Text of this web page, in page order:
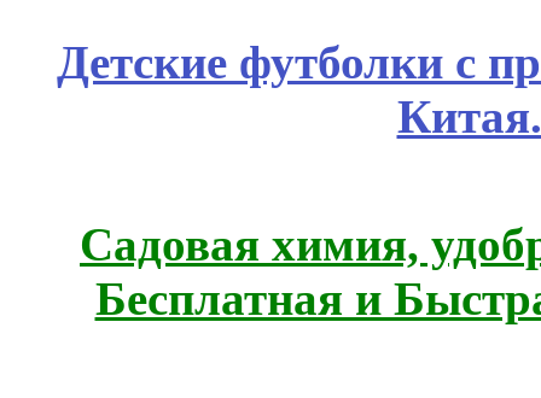
Детские футболки с
Садовая химия,
Бесплатная и